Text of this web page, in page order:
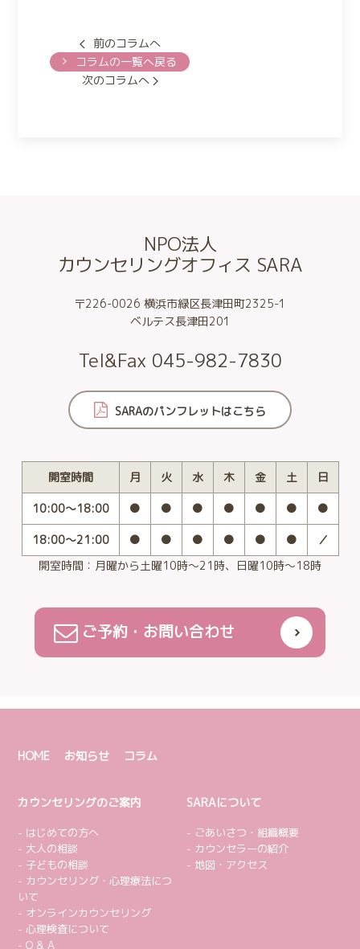
前のコラムへ
コラムの一覧へ戻る
次のコラムへ
NPO法人
カウンセリングオフィス SARA
〒226-0026 横浜市緑区長津田町2325-1
ベルテス長津田201
Tel&Fax 045-982-7830
SARAのパンフレットはこちら
開室時間：月曜から土曜10時〜21時、日曜10時〜18時
開室時間 月 火 水 木 金 土 日
10:00～18:00 ● ● ● ● ● ● ●
18:00～21:00 ● ● ● ● ● ● ／
ご予約・お問い合わせ
HOME お知らせ コラム
カウンセリングのご案内
はじめての方へ
大人の相談
子どもの相談
カウンセリング・心理療法につ
いて
オンラインカウンセリング
心理検査について
Q & A
SARAについて
ごあいさつ・組織概要
カウンセラーの紹介
地図・アクセス